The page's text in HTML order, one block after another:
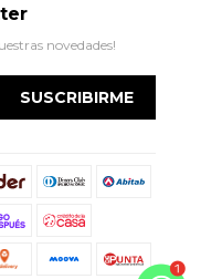
novedades!
SUSCRIBIRME